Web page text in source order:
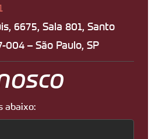
6675, Sala 801, Santo
004 – São Paulo, SP
abaixo: